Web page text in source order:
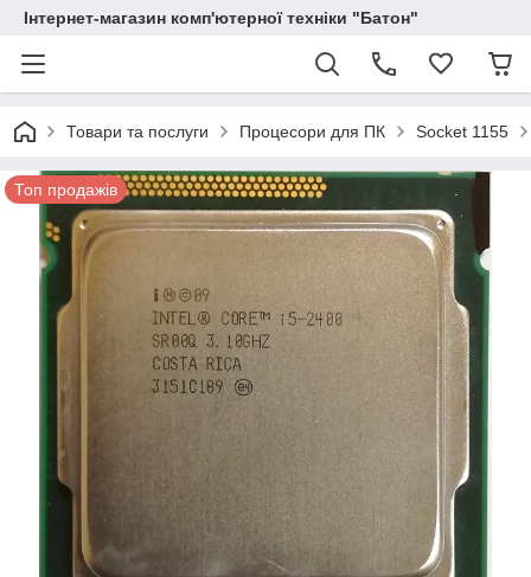
Інтернет-магазин комп'ютерної техніки "Батон"
Товари та послуги Процесори для ПК Socket 1155
Топ продажів